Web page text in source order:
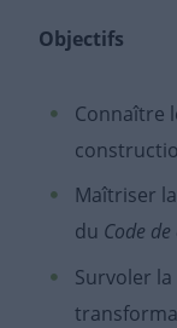
Objectifs
Connaître
Maîtriser
du Code
Survoler